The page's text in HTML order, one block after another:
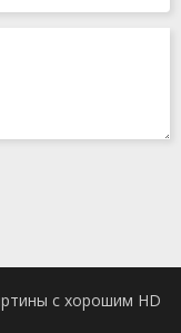
с хорошим HD